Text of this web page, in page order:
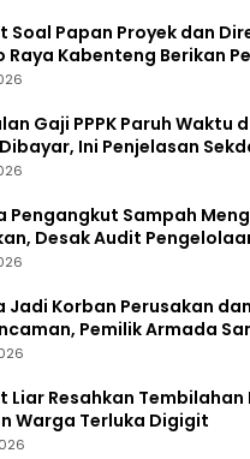
Soal Papan Proyek dan
Raya Kabenteng Berikan
Gaji PPPK Paruh Waktu
Ini Penjelasan
Pengangkut Sampah
Desak Audit
Jadi Korban Perusakan dan
Pemilik Armada
Laporan Polisi
Liar Resahkan Tembilahan
Warga Terluka Digigit